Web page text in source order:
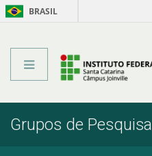
BRASIL
Grupos de Pesquisa